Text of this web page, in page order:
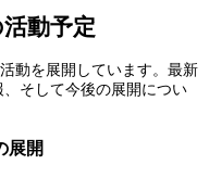
動予定
動を展開しています。最新
そして今後の展開につい
展開